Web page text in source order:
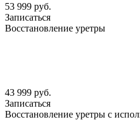
53 999 руб.
Записаться
Восстановление уретры
43 999 руб.
Записаться
Восстановление уретры с